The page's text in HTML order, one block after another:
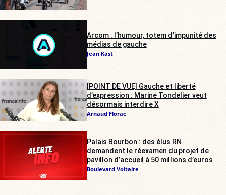
Arcom : l’humour, totem d’impunité des
médias de gauche
Jean Kast
[POINT DE VUE] Gauche et liberté
d’expression : Marine Tondelier veut
désormais interdire X
Arnaud Florac
Palais Bourbon : des élus RN
demandent le réexamen du projet de
pavillon d’accueil à 50 millions d’euros
Boulevard Voltaire